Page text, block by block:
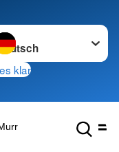
wechseln zu
klar